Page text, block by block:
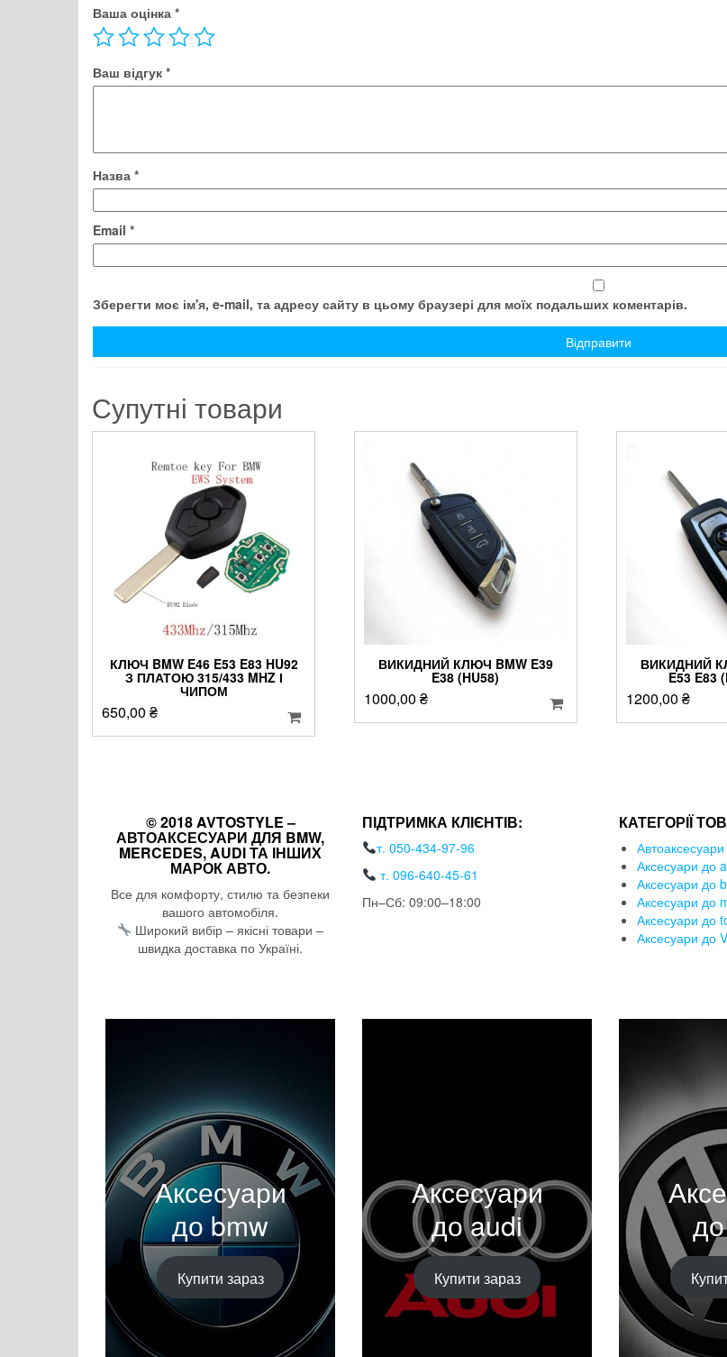
Ваша оцінка *
Ваш відгук *
Назва *
Email *
Зберегти моє ім'я, e-mail, та адресу сайту в цьому браузері для моїх подальших коментарів.
Супутні товари
КЛЮЧ BMW E46 E53 E83 HU92
З ПЛАТОЮ 315/433 MHZ І
ЧИПОМ
650,00 ₴
ВИКИДНИЙ КЛЮЧ BMW E39
E38 (HU58)
1000,00 ₴
ВИКИДНИЙ
E53 E83
1200,00 ₴
© 2018 AVTOSTYLE –
АВТОАКСЕСУАРИ ДЛЯ BMW,
MERCEDES, AUDI ТА ІНШИХ
МАРОК АВТО.
Все для комфорту, стилю та безпеки
вашого автомобіля.
Широкий вибір – якісні товари –
швидка доставка по Україні.
ПІДТРИМКА КЛІЄНТІВ:
т. 050-434-97-96
т. 096-640-45-61
Пн–Сб: 09:00–18:00
КАТЕГОРІЇ
Аксесуари до
Аксесуари до
Аксесуари до
Аксесуари до
Аксесуари до
Аксесуари
до bmw
Купити зараз
Аксесуари
до audi
Купити зараз